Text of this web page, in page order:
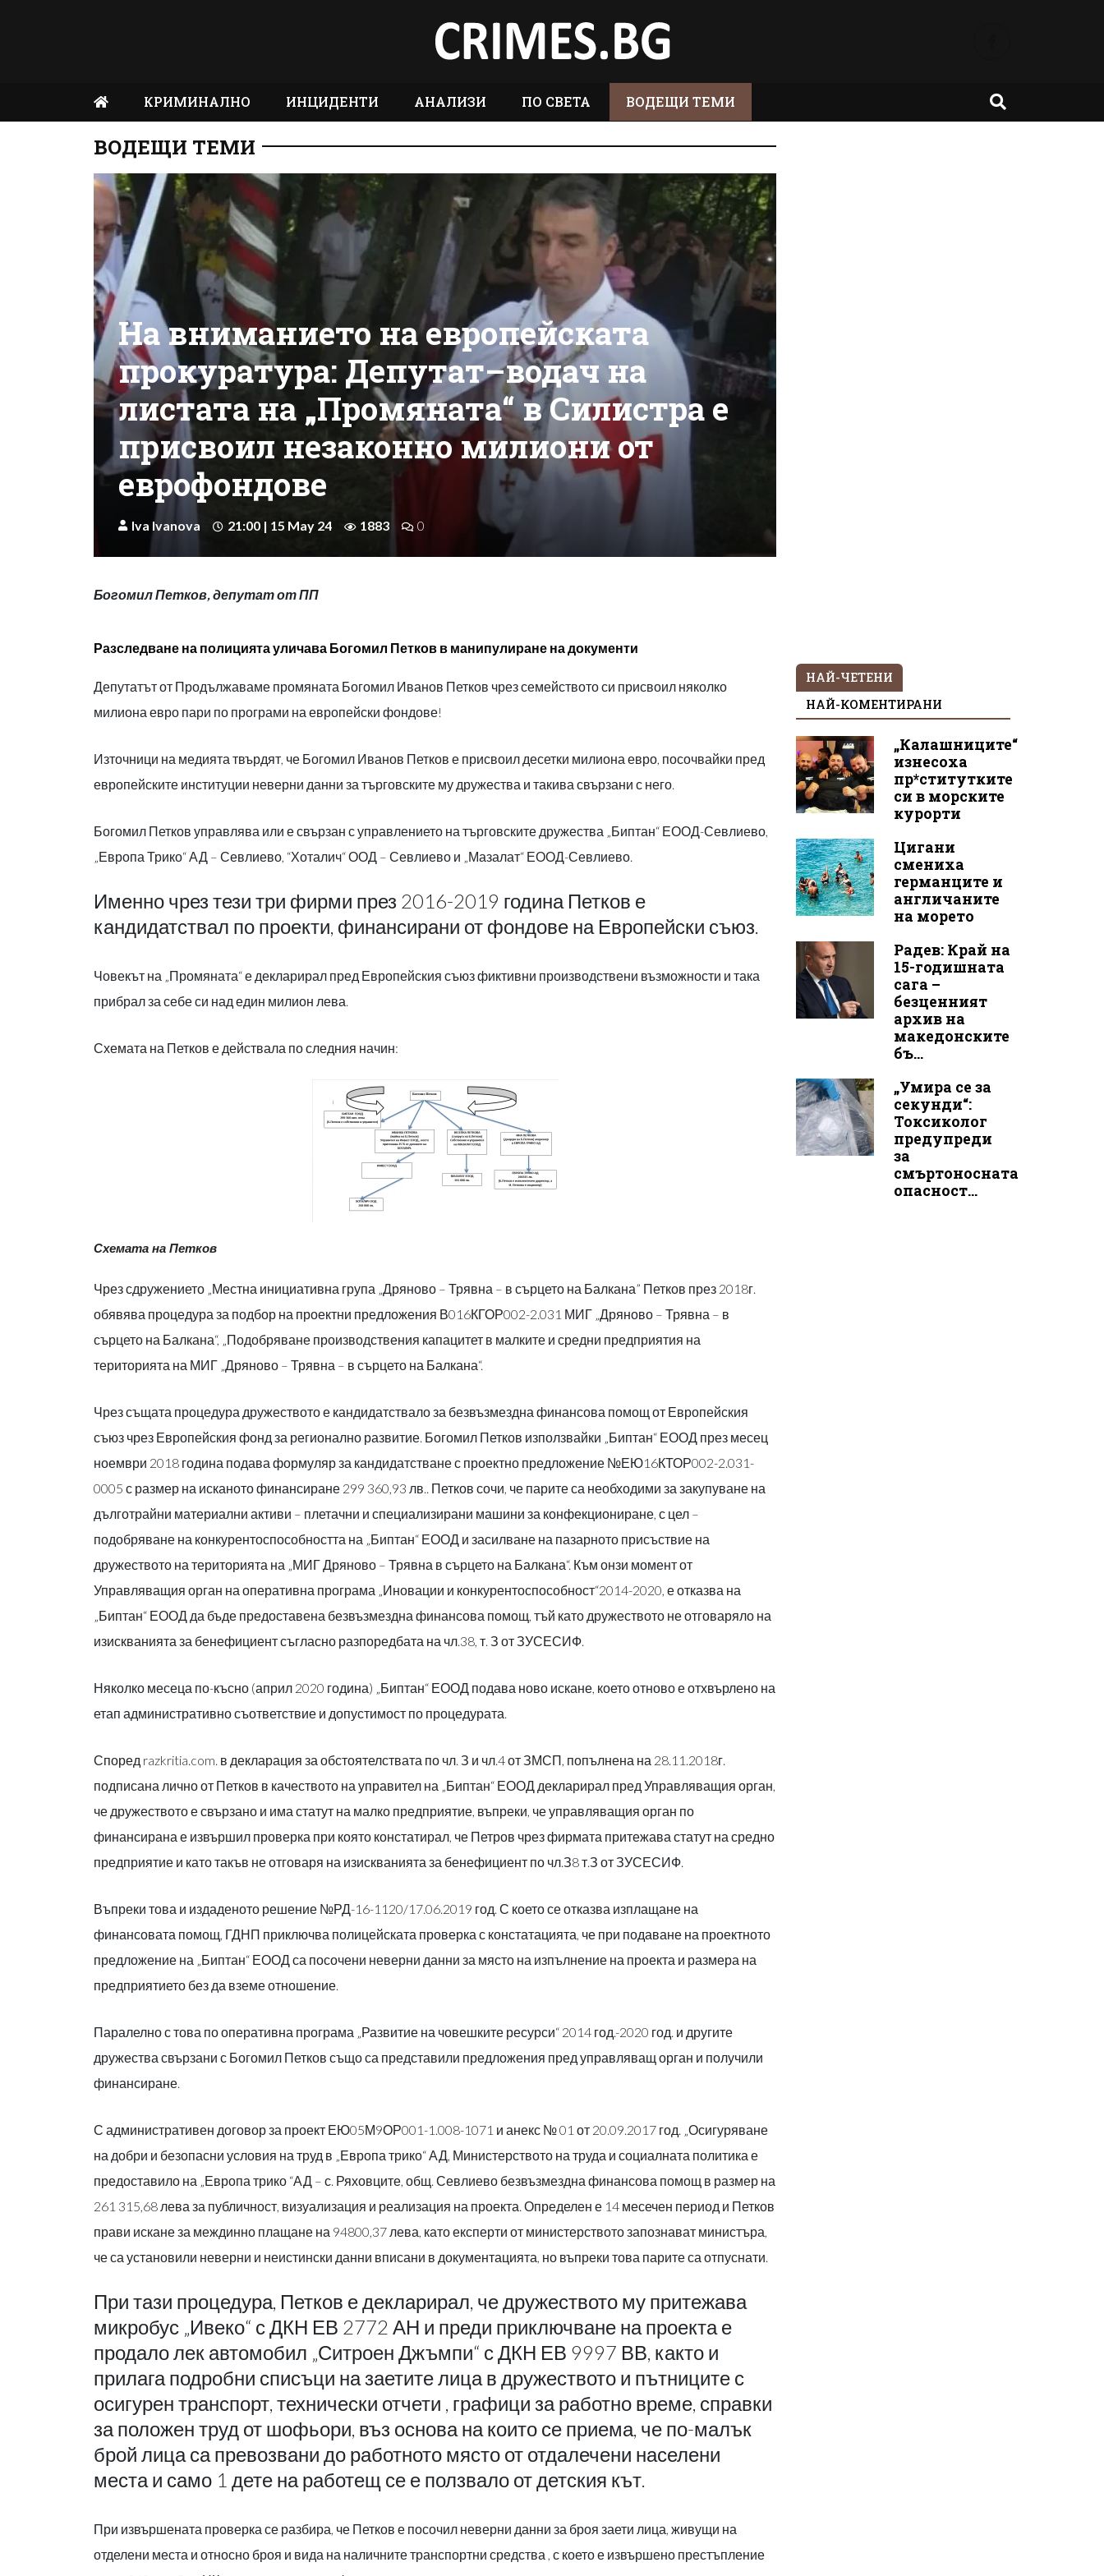
КРИМИНАЛНО ИНЦИДЕНТИ АНАЛИЗИ ПО СВЕТА ВОДЕЩИ ТЕМИ
ВОДЕЩИ ТЕМИ
На вниманието на европейската
прокуратура: Депутат–водач на
листата на „Промяната“ в Силистра е
присвоил незаконно милиони от
еврофондове
Iva Ivanova 21:00 | 15 May 24 1883 0
Богомил Петков, депутат от ПП
Разследване на полицията уличава Богомил Петков в манипулиране на документи
Депутатът от Продължаваме промяната Богомил Иванов Петков чрез семейството си присвоил няколко
милиона евро пари по програми на европейски фондове!
Източници на медията твърдят, че Богомил Иванов Петков е присвоил десетки милиона евро, посочвайки пред
европейските институции неверни данни за търговските му дружества и такива свързани с него.
Богомил Петков управлява или е свързан с управлението на търговските дружества „Биптан“ ЕООД-Севлиево,
„Европа Трико“ АД – Севлиево, “Хоталич“ ООД – Севлиево и „Мазалат“ ЕООД-Севлиево.
Именно чрез тези три фирми през 2016-2019 година Петков е
кандидатствал по проекти, финансирани от фондове на Европейски съюз.
Човекът на „Промяната“ е декларирал пред Европейския съюз фиктивни производствени възможности и така
прибрал за себе си над един милион лева.
Схемата на Петков е действала по следния начин:
Схемата на Петков
Чрез сдружението „Местна инициативна група „Дряново – Трявна – в сърцето на Балкана” Петков през 2018г.
обявява процедура за подбор на проектни предложения В016КГОР002-2.031 МИГ „Дряново – Трявна – в
сърцето на Балкана“, „Подобряване производствения капацитет в малките и средни предприятия на
територията на МИГ „Дряново – Трявна – в сърцето на Балкана“.
Чрез същата процедура дружеството е кандидатствало за безвъзмездна финансова помощ от Европейския
съюз чрез Европейския фонд за регионално развитие. Богомил Петков използвайки „Биптан“ ЕООД през месец
ноември 2018 година подава формуляр за кандидатстване с проектно предложение №ЕЮ16КТОР002-2.031-
0005 с размер на исканото финансиране 299 360,93 лв.. Петков сочи, че парите са необходими за закупуване на
дълготрайни материални активи – плетачни и специализирани машини за конфекциониране, с цел –
подобряване на конкурентоспособността на „Биптан“ ЕООД и засилване на пазарното присъствие на
дружеството на територията на „МИГ Дряново – Трявна в сърцето на Балкана“. Към онзи момент от
Управляващия орган на оперативна програма „Иновации и конкурентоспособност“2014-2020, е отказва на
„Биптан“ ЕООД да бъде предоставена безвъзмездна финансова помощ, тъй като дружеството не отговаряло на
изискванията за бенефициент съгласно разпоредбата на чл.38, т. З от ЗУСЕСИФ.
Няколко месеца по-късно (април 2020 година) „Биптан“ ЕООД подава ново искане, което отново е отхвърлено на
етап административно съответствие и допустимост по процедурата.
Според razkritia.com. в декларация за обстоятелствата по чл. З и чл.4 от ЗМСП, попълнена на 28.11.2018г.
подписана лично от Петков в качеството на управител на „Биптан“ ЕООД декларирал пред Управляващия орган,
че дружеството е свързано и има статут на малко предприятие, въпреки, че управляващия орган по
финансирана е извършил проверка при която констатирал, че Петров чрез фирмата притежава статут на средно
предприятие и като такъв не отговаря на изискванията за бенефициент по чл.З8 т.З от ЗУСЕСИФ.
Въпреки това и издаденото решение №РД-16-1120/17.06.2019 год. С което се отказва изплащане на
финансовата помощ, ГДНП приключва полицейската проверка с констатацията, че при подаване на проектното
предложение на „Биптан“ ЕООД са посочени неверни данни за място на изпълнение на проекта и размера на
предприятието без да вземе отношение.
Паралелно с това по оперативна програма „Развитие на човешките ресурси“ 2014 год.-2020 год. и другите
дружества свързани с Богомил Петков също са представили предложения пред управляващ орган и получили
финансиране.
С административен договор за проект ЕЮ05М9ОР001-1.008-1071 и анекс № 01 от 20.09.2017 год. „Осигуряване
на добри и безопасни условия на труд в „Европа трико“ АД, Министерството на труда и социалната политика е
предоставило на „Европа трико “АД – с. Ряховците, общ. Севлиево безвъзмездна финансова помощ в размер на
261 315,68 лева за публичност, визуализация и реализация на проекта. Определен е 14 месечен период и Петков
прави искане за междинно плащане на 94800,37 лева, като експерти от министерството запознават министъра,
че са установили неверни и неистински данни вписани в документацията, но въпреки това парите са отпуснати.
При тази процедура, Петков е декларирал, че дружеството му притежава
микробус „Ивеко“ с ДКН ЕВ 2772 АН и преди приключване на проекта е
продало лек автомобил „Ситроен Джъмпи“ с ДКН ЕВ 9997 ВВ, както и
прилага подробни списъци на заетите лица в дружеството и пътниците с
осигурен транспорт, технически отчети , графици за работно време, справки
за положен труд от шофьори, въз основа на които се приема, че по-малък
брой лица са превозвани до работното място от отдалечени населени
места и само 1 дете на работещ се е ползвало от детския кът.
При извършената проверка се разбира, че Петков е посочил неверни данни за броя заети лица, живущи на
отделени места и относно броя и вида на наличните транспортни средства , с което е извършено престъпление
НАЙ-ЧЕТЕНИ
НАЙ-КОМЕНТИРАНИ
„Калашниците“
изнесоха
пр*ститутките
си в морските
курорти
Цигани
смениха
германците и
англичаните
на морето
Радев: Край на
15-годишната
сага –
безценният
архив на
македонските
бъ...
„Умира се за
секунди“:
Токсиколог
предупреди
за
смъртоносната
опасност...